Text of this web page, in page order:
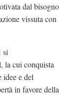
dal bisogno
vissuta con
si
la cui conquista
idee e del
in favore della